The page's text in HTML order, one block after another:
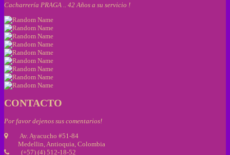
Cacharrería PRAGA .. 42 Años a su servicio !
CONTACTO
Por favor dejenos sus comentarios!
Av. Ayacucho #51-84
Medellin, Antioquia, Colombia
(+57) (4) 512-18-52